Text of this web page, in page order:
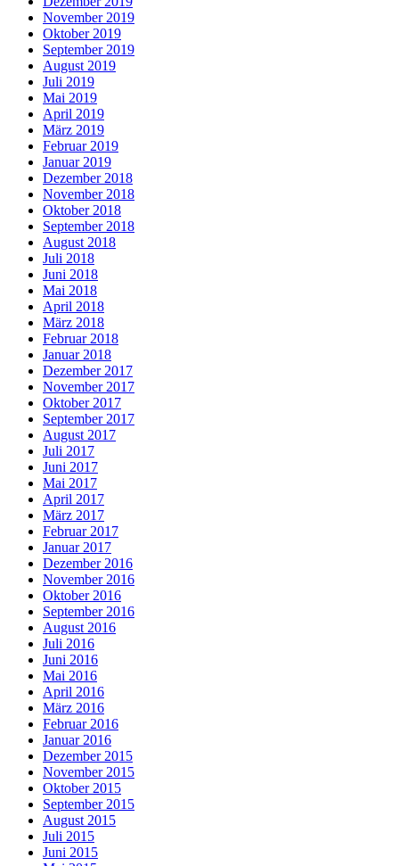
November 2019
Oktober 2019
September 2019
August 2019
Juli 2019
Mai 2019
April 2019
März 2019
Februar 2019
Januar 2019
Dezember 2018
November 2018
Oktober 2018
September 2018
August 2018
Juli 2018
Juni 2018
Mai 2018
April 2018
März 2018
Februar 2018
Januar 2018
Dezember 2017
November 2017
Oktober 2017
September 2017
August 2017
Juli 2017
Juni 2017
Mai 2017
April 2017
März 2017
Februar 2017
Januar 2017
Dezember 2016
November 2016
Oktober 2016
September 2016
August 2016
Juli 2016
Juni 2016
Mai 2016
April 2016
März 2016
Februar 2016
Januar 2016
Dezember 2015
November 2015
Oktober 2015
September 2015
August 2015
Juli 2015
Juni 2015